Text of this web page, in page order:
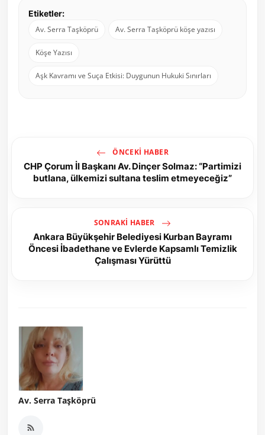
Etiketler:
Av. Serra Taşköprü
Av. Serra Taşköprü köşe yazısı
Köşe Yazısı
Aşk Kavramı ve Suça Etkisi: Duygunun Hukuki Sınırları
ÖNCEKI HABER
CHP Çorum İl Başkanı Av. Dinçer Solmaz: “Partimizi
butlana, ülkemizi sultana teslim etmeyeceğiz”
SONRAKI HABER
Ankara Büyükşehir Belediyesi Kurban Bayramı
Öncesi İbadethane ve Evlerde Kapsamlı Temizlik
Çalışması Yürüttü
Av. Serra Taşköprü